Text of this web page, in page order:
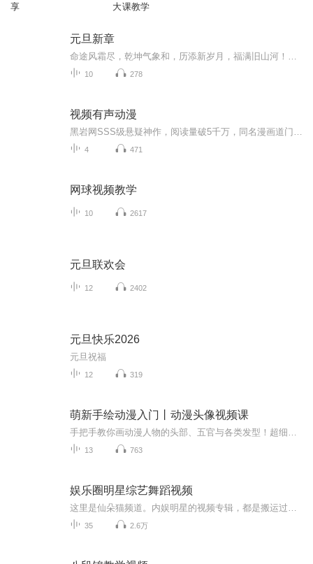
享
大课教学
元旦新章
10 278
视频有声动漫
4 471
网球视频教学
10 2617
元旦联欢会
12 2402
元旦快乐2026
元旦祝福
12 319
萌新手绘动漫入门丨动漫头像视频课
13 763
娱乐圈明星综艺舞蹈视频
35 2.6万